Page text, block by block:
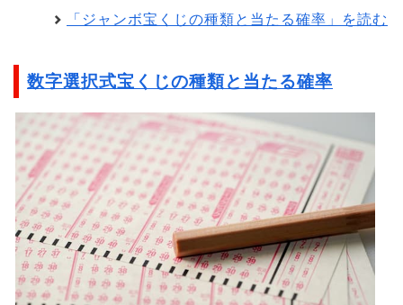
「ジャンボ宝くじの種類と当たる確率」を読む
数字選択式宝くじの種類と当たる確率